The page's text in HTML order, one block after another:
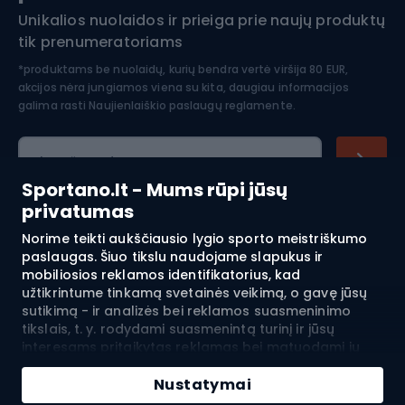
Sportano.lt - Mums rūpi jūsų
privatumas
Norime teikti aukščiausio lygio sporto meistriškumo
paslaugas. Šiuo tikslu naudojame slapukus ir
mobiliosios reklamos identifikatorius, kad
užtikrintume tinkamą svetainės veikimą, o gavę jūsų
sutikimą - ir analizės bei reklamos suasmeninimo
tikslais, t. y. rodydami suasmenintą turinį ir jūsų
interesams pritaikytas reklamas bei matuodami jų
efektyvumą. Slapukai ir mobiliosios reklamos
identifikatoriai gali būti naudojami tiek suasmenintai,
tiek neasmeninei reklamai - priklausomai nuo jūsų
Nustatymai
Šiaurietiškas ėjimas
Unikalios nuolaidos ir prieiga prie naujų produktų
tik prenumeratoriams
*produktams be nuolaidų, kurių bendra vertė viršija 80 EUR,
akcijos nėra jungiamos viena su kita, daugiau informacijos
galima rasti Naujienlaiškio paslaugų reglamente.
El. pašto adresas
Pirkimas
Klientų aptarnavimas
Reglamentai
Apie mus